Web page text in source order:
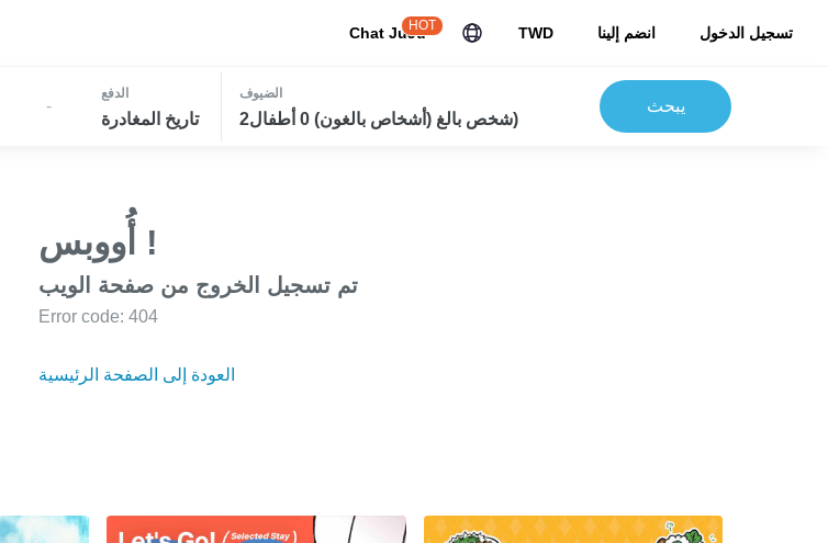
Chat JuJu
HOT TWD انضم إلينا تسجيل الدخول
-
الدفع
تاريخ المغادرة
الضيوف
2شخص بالغ (أشخاص بالغون) 0 أطفال)
يبحث
أُووبس !
تم تسجيل الخروج من صفحة الويب
Error code: 404
العودة إلى الصفحة الرئيسية